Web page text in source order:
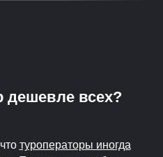
дешевле всех?
туроператоры иногда